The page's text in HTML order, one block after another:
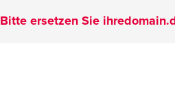
Bitte ersetzen Sie